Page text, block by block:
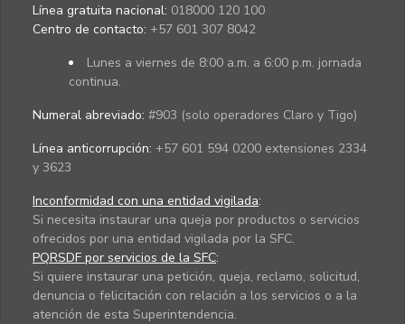
Línea gratuita nacional: 018000 120 100
Centro de contacto: +57 601 307 8042
Lunes a viernes de 8:00 a.m. a 6:00 p.m. jornada
continua.
Numeral abreviado: #903 (solo operadores Claro y Tigo)
Línea anticorrupción: +57 601 594 0200 extensiones 2334
y 3623
Inconformidad con una entidad vigilada:
Si necesita instaurar una queja por productos o servicios
ofrecidos por una entidad vigilada por la SFC.
PQRSDF por servicios de la SFC:
Si quiere instaurar una petición, queja, reclamo, solicitud,
denuncia o felicitación con relación a los servicios o a la
atención de esta Superintendencia.